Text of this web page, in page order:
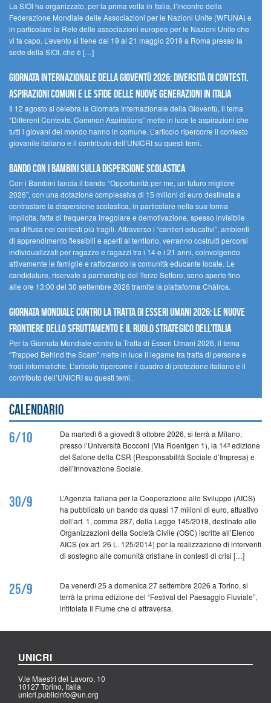
La SIOI ha organizzato, per la prima volta in Italia, l’incontro della
Federazione Mondiale delle Associazioni per le Nazioni Unite (WFUNA) e
in particolare la Rete delle associazioni europee per le Nazioni Unite che
vi fa capo. L’evento si tiene dal 19 al 21 maggio 2019 a Roma presso la
sede della SIOI, che è […]
GIORNATA INTERNAZIONALE DELLA GIOVENTÙ 2026: DIVERSITÀ DI CONTESTI,
ASPIRAZIONI COMUNI E LE SFIDE DELLE NUOVE GENERAZIONI IN ITALIA
Il 12 agosto si celebra la Giornata Internazionale della Gioventù, il tema
“Different Contexts, Common Aspirations” mette in luce le aspirazioni che
tutti i giovani del mondo hanno in comune. L’articolo ripercorre il contesto
giovanile italiano e il contributo dell’UNICRI su questi temi.
Bando Con i Bambini sulla dispersione scolastica
Con i Bambini lancia il bando “Opportunità per me, un futuro migliore
2026”, con una dotazione complessiva di 15 milioni di euro destinata a
contrastare la dispersione scolastica, in particolare nella sua forma
implicita, fatta di frequenza irregolare e demotivazione, spesso invisibile
ma diffusa nei contesti più fragili. Attraverso i “cantieri educativi”, ambienti
di apprendimento flessibili e aperti al territorio, verranno costruiti percorsi
individualizzati per ragazze e ragazzi tra i 14 e i 21 anni, coinvolgendo
attivamente le famiglie e rafforzando la comunità educante locale. Le
candidature, riservate a partnership del Terzo Settore, sono aperte fino
alle ore 13:00 del 30 settembre 2026 tramite la piattaforma Chàiros.
GIORNATA MONDIALE CONTRO LA TRATTA DI ESSERI UMANI 2026: LE NUOVE
FRONTIERE DELLO SFRUTTAMENTO E IL RUOLO STRATEGICO DELL’ITALIA
Per la Giornata Mondiale contro la Tratta di Esseri Umani 2026, il tema
“Trapped Behind the Scam” mette in luce il legame tra tratta di persone e
frodi informatiche. L’articolo ripercorre il quadro di protezione italiano e il
contributo dell’UNICRI su questi temi.
Calendario
6/10
Da martedì 6 a giovedì 8 ottobre 2026, si terrà a Milano,
presso l’Università Bocconi (Via Roentgen 1), la 14ª edizione
del Salone della CSR (Responsabilità Sociale d’Impresa) e
dell’Innovazione Sociale.
30/9
L’Agenzia Italiana per la Cooperazione allo Sviluppo (AICS)
ha pubblicato un bando da quasi 17 milioni di euro, attuativo
dell’art. 1, comma 287, della Legge 145/2018, destinato alle
Organizzazioni della Società Civile (OSC) iscritte all’Elenco
AICS (ex art. 26 L. 125/2014) per la realizzazione di interventi
di sostegno alle comunità cristiane in contesti di crisi […]
25/9
Da venerdì 25 a domenica 27 settembre 2026 a Torino, si
terrà la prima edizione del “Festival del Paesaggio Fluviale”,
intitolata Il Fiume che ci attraversa.
UNICRI
V.le Maestri del Lavoro, 10
10127 Torino, Italia
unicri.publicinfo@un.org